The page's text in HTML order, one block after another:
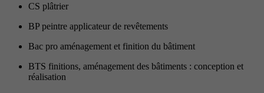
CS plâtrier
BP peintre applicateur de revêtements
Bac pro aménagement et finition du bâtiment
BTS finitions, aménagement des bâtiments : conception et
réalisation